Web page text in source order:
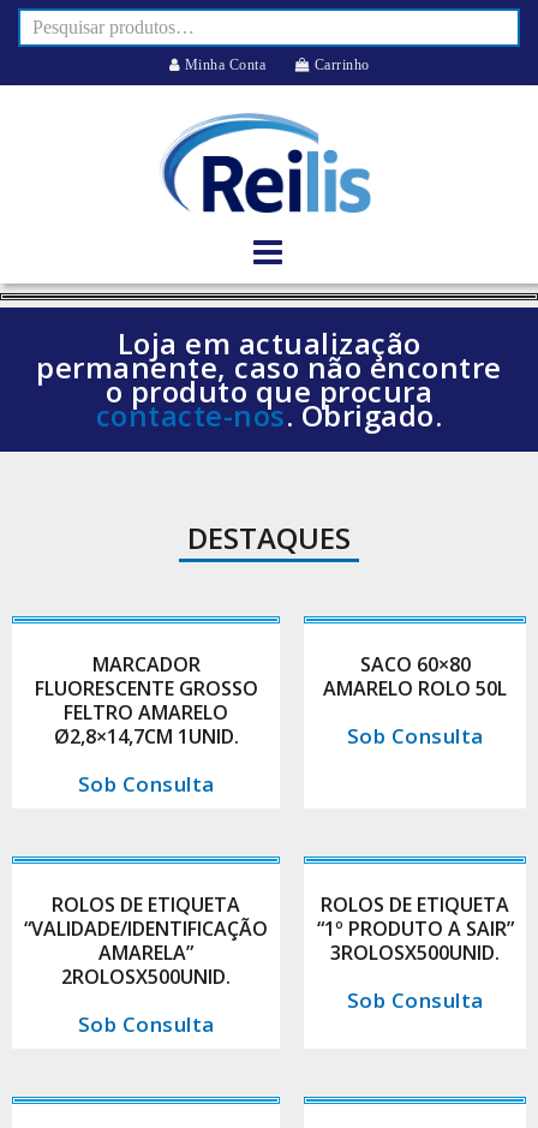
Minha Conta Carrinho
Loja em actualização
permanente, caso não encontre
o produto que procura
contacte-nos. Obrigado.
DESTAQUES
MARCADOR
FLUORESCENTE GROSSO
FELTRO AMARELO
Ø2,8×14,7CM 1UNID.
Sob Consulta
SACO 60×80
AMARELO ROLO 50L
Sob Consulta
ROLOS DE ETIQUETA
“VALIDADE/IDENTIFICAÇÃO
AMARELA”
2ROLOSX500UNID.
Sob Consulta
ROLOS DE ETIQUETA
“1º PRODUTO A SAIR”
3ROLOSX500UNID.
Sob Consulta